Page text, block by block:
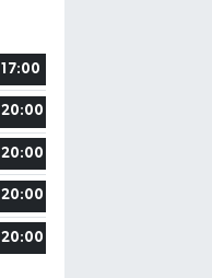
17:00
20:00
20:00
20:00
20:00